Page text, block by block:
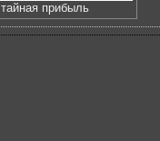
тайная прибыль